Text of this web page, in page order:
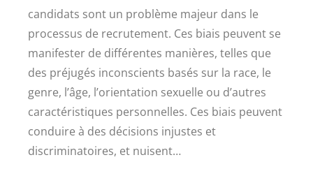
candidats sont un problème majeur dans le
processus de recrutement. Ces biais peuvent se
manifester de différentes manières, telles que
des préjugés inconscients basés sur la race, le
genre, l’âge, l’orientation sexuelle ou d’autres
caractéristiques personnelles. Ces biais peuvent
conduire à des décisions injustes et
discriminatoires, et nuisent…